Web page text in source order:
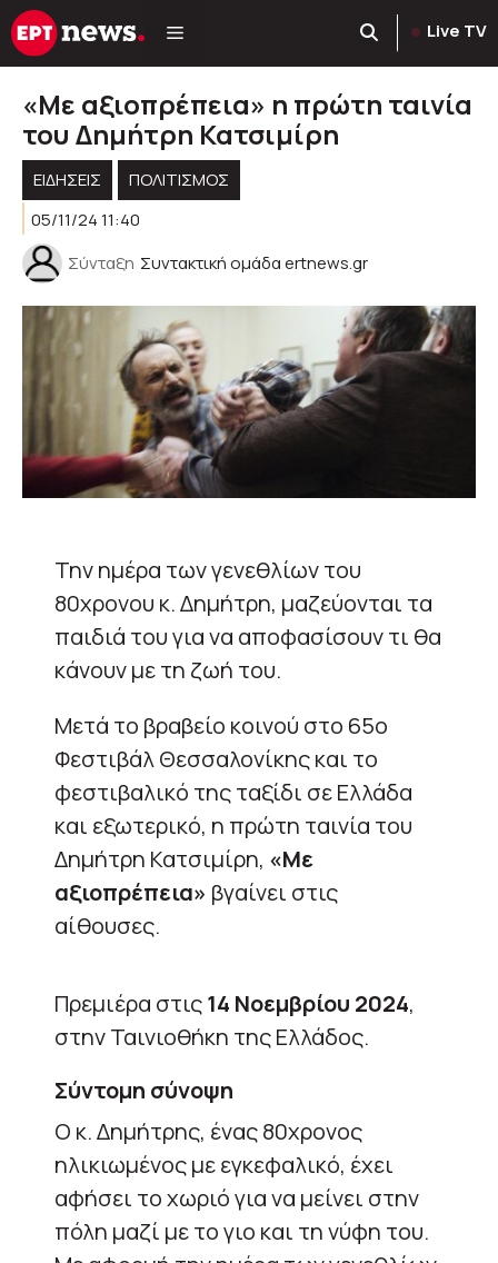
Μετάβαση
σε
Live TV
«Με αξιοπρέπεια» η πρώτη ταινία
του Δημήτρη Κατσιμίρη
ΕΙΔΗΣΕΙΣ
ΠΟΛΙΤΙΣΜΟΣ
05/11/24 11:40
Σύνταξη Συντακτική ομάδα ertnews.gr
Την ημέρα των γενεθλίων του
80χρονου κ. Δημήτρη, μαζεύονται τα
παιδιά του για να αποφασίσουν τι θα
κάνουν με τη ζωή του.
Μετά το βραβείο κοινού στο 65ο
Φεστιβάλ Θεσσαλονίκης και το
φεστιβαλικό της ταξίδι σε Ελλάδα
και εξωτερικό, η πρώτη ταινία του
Δημήτρη Κατσιμίρη, «Με
αξιοπρέπεια» βγαίνει στις
αίθουσες.
Πρεμιέρα στις14 Νοεμβρίου 2024,
στην Ταινιοθήκη της Ελλάδος.
Σύντομη σύνοψη
Ο κ. Δημήτρης, ένας 80χρονος
ηλικιωμένος με εγκεφαλικό, έχει
αφήσει το χωριό για να μείνει στην
πόλη μαζί με το γιο και τη νύφη του.